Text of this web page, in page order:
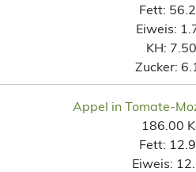
Fett:
Eiweis:
KH:
Zucker:
Appel in Tomate-
186.00
Fett:
Eiweis: